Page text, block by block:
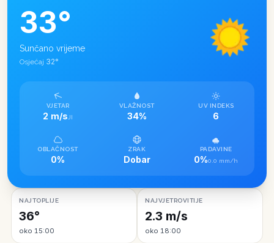
33°
Sunčano vrijeme
Osjećaj 32°
VJETAR
2 m/s JI
VLAŽNOST
34%
UV INDEKS
6
OBLAČNOST
0%
ZRAK
Dobar
PADAVINE
0%0.0 mm/h
NAJTOPLIJE
36°
oko 15:00
NAJVJETROVITIJE
2.3 m/s
oko 18:00